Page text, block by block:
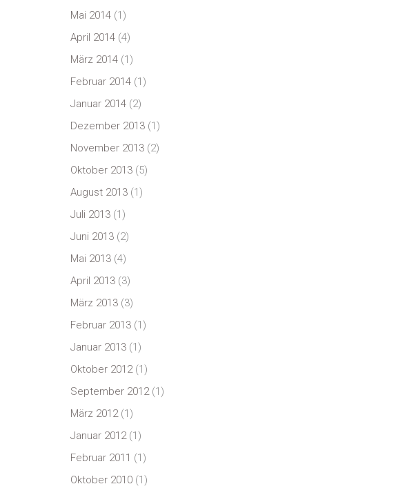
Mai 2014 (1)
April 2014 (4)
März 2014 (1)
Februar 2014 (1)
Januar 2014 (2)
Dezember 2013 (1)
November 2013 (2)
Oktober 2013 (5)
August 2013 (1)
Juli 2013 (1)
Juni 2013 (2)
Mai 2013 (4)
April 2013 (3)
März 2013 (3)
Februar 2013 (1)
Januar 2013 (1)
Oktober 2012(1)
September 2012(1)
März 2012(1)
Januar 2012(1)
Februar 2011 (1)
Oktober 2010 (1)